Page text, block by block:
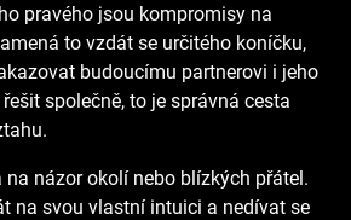
pravého jsou kompromisy na
to vzdát se určitého koníčku,
budoucímu partnerovi i jeho
společně, to je správná cesta
názor okolí nebo blízkých přátel.
na svou vlastní intuici a nedívat se